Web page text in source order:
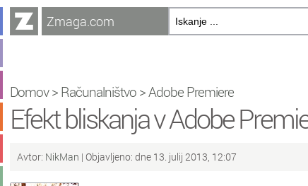
Zmaga.com
Domov> Računalništvo >Adobe Premiere
Efekt bliskanja v Adobe
Avtor: NikMan | Objavljeno: dne 13. julij 2013, 12:07